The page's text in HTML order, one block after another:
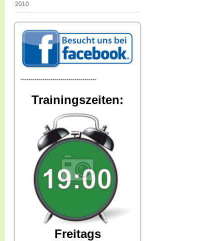
2010
--------------------------------------
Trainingszeiten:
Freitags